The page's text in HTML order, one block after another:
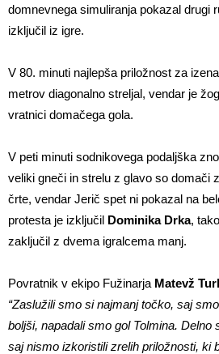
domnevnega simuliranja pokazal drugi
izključil iz igre.
V 80. minuti najlepša priložnost za
metrov diagonalno streljal, vendar je
vratnici domačega gola.
V peti minuti sodnikovega podaljška
veliki gneči in strelu z glavo so domači
črte, vendar Jerič spet ni pokazal na
protesta je izključil Dominika Drka,
zaključil z dvema igralcema manj.
Povratnik v ekipo Fužinarja Matevž
“Zaslužili smo si najmanj točko, saj
boljši, napadali smo gol Tolmina.
saj nismo izkoristili zrelih priložnosti, ki